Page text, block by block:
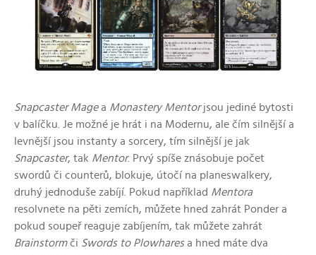
Snapcaster Magea Monastery Mentorjsou jediné bytosti
v balíčku. Je možné je hrát i na Modernu, ale čím silnější a
levnější jsou instanty a sorcery, tím silnější je jak
Snapcaster, tak Mentor. Prvý spíše znásobuje počet
swordů či counterů, blokuje, útočí na planeswalkery,
druhý jednoduše zabíjí. Pokud například Mentora
resolvnete na pěti zemích, můžete hned zahrát Ponder a
pokud soupeř reaguje zabíjením, tak můžete zahrát
Brainstormči Swords to Plowharesa hned máte dva